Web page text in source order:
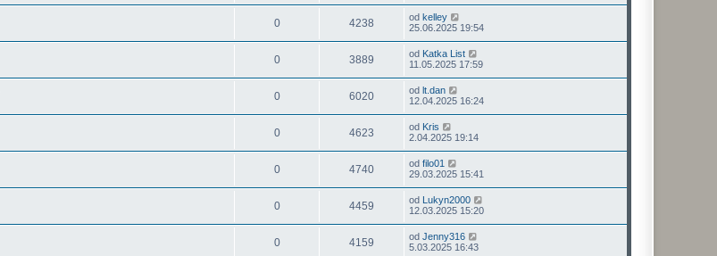
0 4238 od kelley
25.06.2025 19:54
0 3889 od Katka List
11.05.2025 17:59
0 6020 od lt.dan
12.04.2025 16:24
0 4623 od Kris
2.04.2025 19:14
0 4740 od filo01
29.03.2025 15:41
0 4459 od Lukyn2000
12.03.2025 15:20
0 4159 od Jenny316
5.03.2025 16:43